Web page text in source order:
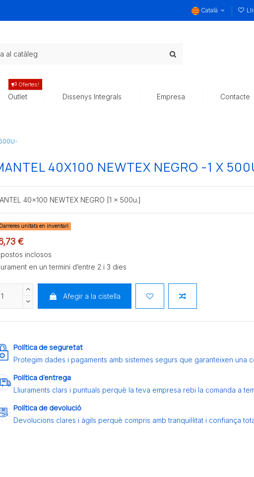
Català
Outlet
Ofertes!
Dissenys Integrals Empresa Contacte
40X100 NEWTEX NEGRO -1 X
40x100 NEWTEX NEGRO [1 x 500u.]
Darreres unitats en inventari
€
inclosos
en un termini d’entre 2 i 3 dies
Afegir a la cistella
Política de seguretat
Protegim dades i pagaments amb sistemes segurs que garanteixen una
Política d’entrega
Lliuraments clars i puntuals perquè la teva empresa rebi la comanda a
Política de devolució
Devolucions clares i àgils perquè compris amb tranquil·litat i confiança